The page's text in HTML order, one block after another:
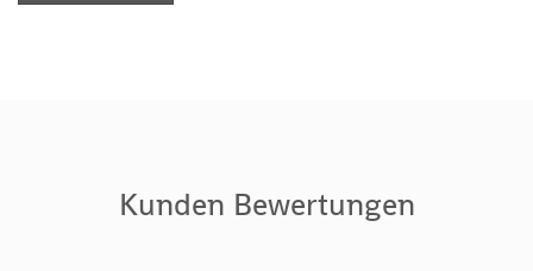
Kunden Bewertungen